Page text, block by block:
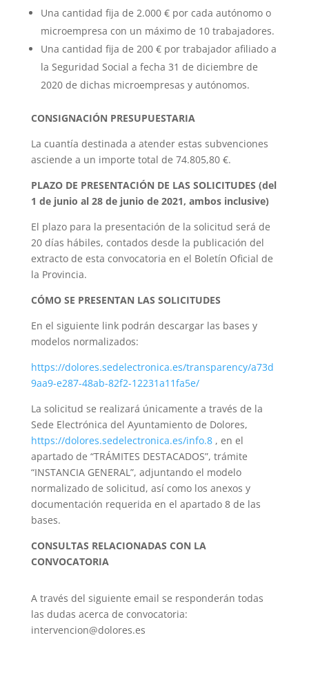
Una cantidad fija de 2.000 € por cada autónomo o
microempresa con un máximo de 10 trabajadores.
Una cantidad fija de 200 € por trabajador afiliado a
la Seguridad Social a fecha 31 de diciembre de
2020 de dichas microempresas y autónomos.
CONSIGNACIÓN PRESUPUESTARIA
La cuantía destinada a atender estas subvenciones
asciende a un importe total de 74.805,80 €.
PLAZO DE PRESENTACIÓN DE LAS SOLICITUDES (del
1 de junio al 28 de junio de 2021, ambos inclusive)
El plazo para la presentación de la solicitud será de
20 días hábiles, contados desde la publicación del
extracto de esta convocatoria en el Boletín Oficial de
la Provincia.
CÓMO SE PRESENTAN LAS SOLICITUDES
En el siguiente link podrán descargar las bases y
modelos normalizados:
https://dolores.sedelectronica.es/transparency/a73d
9aa9-e287-48ab-82f2-12231a11fa5e/
La solicitud se realizará únicamente a través de la
Sede Electrónica del Ayuntamiento de Dolores,
https://dolores.sedelectronica.es/info.8, en el
apartado de “TRÁMITES DESTACADOS”, trámite
“INSTANCIA GENERAL”, adjuntando el modelo
normalizado de solicitud, así como los anexos y
documentación requerida en el apartado 8 de las
bases.
CONSULTAS RELACIONADAS CON LA
CONVOCATORIA
A través del siguiente email se responderán todas
las dudas acerca de convocatoria:
intervencion@dolores.es